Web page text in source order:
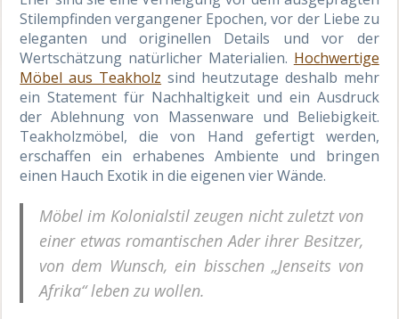
Stilempfinden vergangener Epochen, vor der Liebe zu
eleganten und originellen Details und vor der
Wertschätzung natürlicher Materialien. Hochwertige
Möbel aus Teakholz sind heutzutage deshalb mehr
ein Statement für Nachhaltigkeit und ein Ausdruck
der Ablehnung von Massenware und Beliebigkeit.
Teakholzmöbel, die von Hand gefertigt werden,
erschaffen ein erhabenes Ambiente und bringen
einen Hauch Exotik in die eigenen vier Wände.
Möbel im Kolonialstil zeugen nicht zuletzt von
einer etwas romantischen Ader ihrer Besitzer,
von dem Wunsch, ein bisschen „Jenseits von
Afrika“ leben zu wollen.